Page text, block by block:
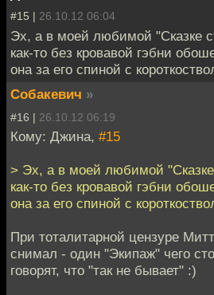
#15 | 26.10.12 06:04
Эх, а в моей любимой "Сказке
как-то без кровавой гэбни
она за его спиной с
Собакевич »
#16 | 26.10.12 06:19
Кому: Джина, #15
> Эх, а в моей любимой
как-то без кровавой гэбни
она за его спиной с
При тоталитарной цензуре
снимал - один "Экипаж" чего
говорят, что "так не бывает" :)